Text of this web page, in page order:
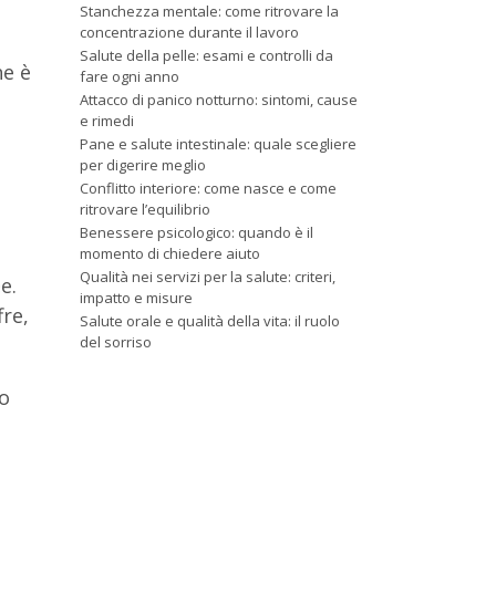
è
Stanchezza mentale: come ritrovare la
concentrazione durante il lavoro
Salute della pelle: esami e controlli da
fare ogni anno
Attacco di panico notturno: sintomi, cause
e rimedi
Pane e salute intestinale: quale scegliere
per digerire meglio
Conflitto interiore: come nasce e come
ritrovare l’equilibrio
Benessere psicologico: quando è il
momento di chiedere aiuto
Qualità nei servizi per la salute: criteri,
impatto e misure
Salute orale e qualità della vita: il ruolo
del sorriso